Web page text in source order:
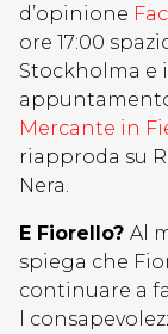
d’opinione
ore 17:00
Stockholma e
Mercante in
riapproda su
Nera.
E Fiorello? Al
spiega che
continuare a
l